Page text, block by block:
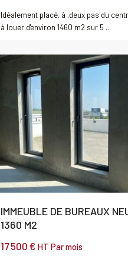
Idéalement placé, à ,deux pas du
à louer d'environ 1460 m2 sur 5 ...
SAINT
IMMEUBLE DE BUREAUX
1360 M2
17 500 € HT Par mois